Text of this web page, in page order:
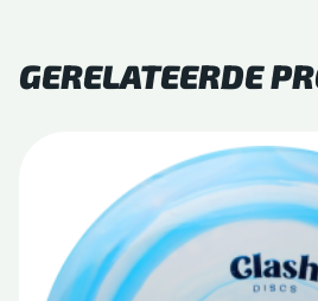
GERELATEERDE
heeft
meerdere